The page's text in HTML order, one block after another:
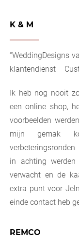
K & M
“WeddingDesigns
klantendienst –
Ik heb nog nooit
een online shop,
voorbeelden
mijn gemak
in achting
verwacht en de
extra punt voor
einde contact heb
REMCO